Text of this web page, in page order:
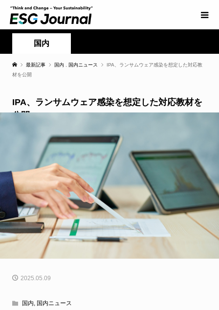
国内
最新記事 国内 国内ニュース
IPA、ランサムウェア感染を想定した対応教
材を公開
IPA、ランサムウェア感染を想定した対応教材を
公開
2025.05.09
国内 国内ニュース